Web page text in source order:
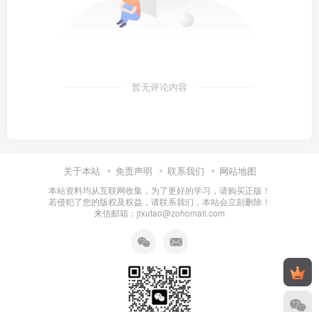
暂无评论内容
关于本站 免责声明 联系我们 网站地图
本站资料均从互联网收集，为了更好的学习，请购买正版！
若侵犯了您的版权及权益，请联系我们，本站会立刻删除！
来信邮箱：jixutao@zohomail.com